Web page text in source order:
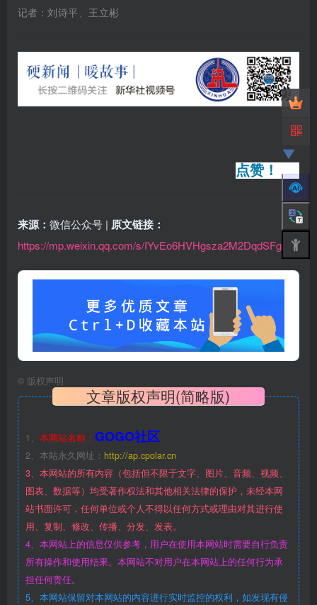
记者： 刘诗平、王立彬
点赞！
来源： 微信公众号 | 原文链接：
https://mp.weixin.qq.com/s/IYvEo6HVHgsza2M2DqdSFg
© 版权声明
文章版权声明(简略版)
1、 本网站名称： GOGO社区
2、本站永久网址： http://ap.cpolar.cn
3、本网站的所有内容（包括但不限于文字、图片、音频、视频、
图表、数据等）均受著作权法和其他相关法律的保护，未经本网
站书面许可，任何单位或个人不得以任何方式或理由对其进行使
用、复制、修改、传播、分发、发表。
4、本网站上的信息仅供参考，用户在使用本网站时需要自行负责
所有操作和使用结果。本网站不对用户在本网站上的任何行为承
担任何责任。
5、本网站保留对本网站的内容进行实时监控的权利，如发现有侵